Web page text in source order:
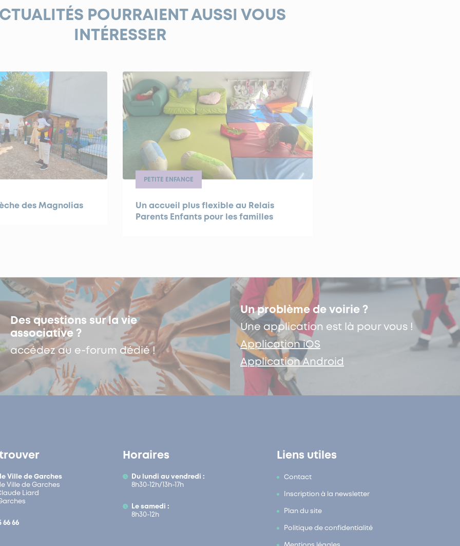
POURRAIENT AUSSI VOUS
INTÉRESSER
des Magnolias
PETITE ENFANCE
Un accueil plus flexible au Relais
Parents Enfants pour les familles
Des questions sur la vie
associative ?
accédez au e-forum dédié !
Un problème de voirie ?
Une application est là pour vous !
Application iOS
Application Android
Ville de Garches
Ville de Garches
Liard
66 66
Horaires
Du lundi au vendredi :
8h30-12h/13h-17h
Le samedi :
8h30-12h
Liens utiles
Contact
Inscription à la newsletter
Plan du site
Politique de confidentialité